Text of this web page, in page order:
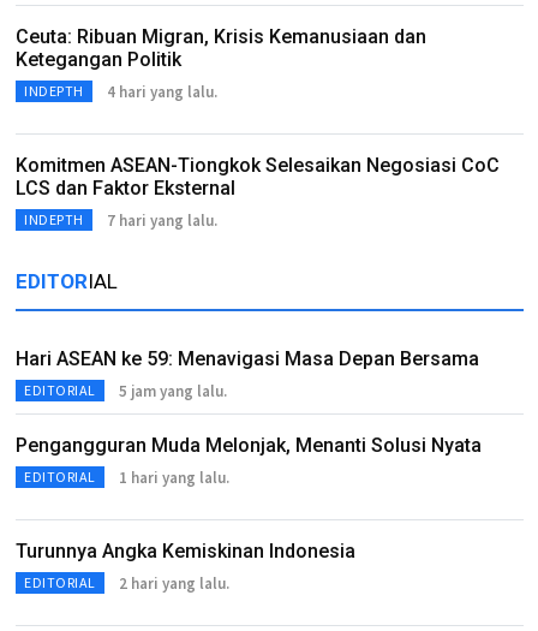
Ceuta: Ribuan Migran, Krisis Kemanusiaan dan
Ketegangan Politik
INDEPTH 4 hari yang lalu.
Komitmen ASEAN-Tiongkok Selesaikan Negosiasi CoC
LCS dan Faktor Eksternal
INDEPTH 7 hari yang lalu.
EDITORIAL
Hari ASEAN ke 59: Menavigasi Masa Depan Bersama
EDITORIAL 5 jam yang lalu.
Pengangguran Muda Melonjak, Menanti Solusi Nyata
EDITORIAL 1 hari yang lalu.
Turunnya Angka Kemiskinan Indonesia
EDITORIAL 2 hari yang lalu.